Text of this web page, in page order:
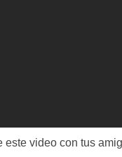
este video con tus